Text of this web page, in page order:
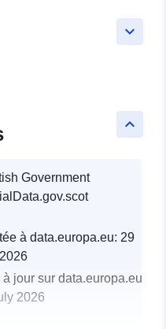
keyboard_arrow_down
keyboard_arrow_up
Government
à data.europa.eu: 29
à jour sur data.europa.eu:
2026